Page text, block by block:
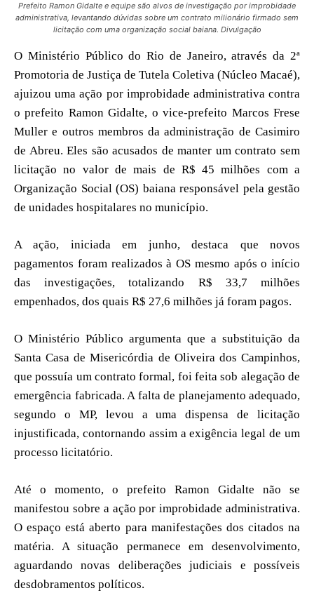
Prefeito Ramon Gidalte e equipe são alvos de investigação por improbidade
administrativa, levantando dúvidas sobre um contrato milionário firmado sem
licitação com uma organização social baiana. Divulgação
O Ministério Público do Rio de Janeiro, através da 2ª
Promotoria de Justiça de Tutela Coletiva (Núcleo Macaé),
ajuizou uma ação por improbidade administrativa contra
o prefeito Ramon Gidalte, o vice-prefeito Marcos Frese
Muller e outros membros da administração de Casimiro
de Abreu. Eles são acusados de manter um contrato sem
licitação no valor de mais de R$ 45 milhões com a
Organização Social (OS) baiana responsável pela gestão
de unidades hospitalares no município.
A ação, iniciada em junho, destaca que novos
pagamentos foram realizados à OS mesmo após o início
das investigações, totalizando R$ 33,7 milhões
empenhados, dos quais R$ 27,6 milhões já foram pagos.
O Ministério Público argumenta que a substituição da
Santa Casa de Misericórdia de Oliveira dos Campinhos,
que possuía um contrato formal, foi feita sob alegação de
emergência fabricada. A falta de planejamento adequado,
segundo o MP, levou a uma dispensa de licitação
injustificada, contornando assim a exigência legal de um
processo licitatório.
Até o momento, o prefeito Ramon Gidalte não se
manifestou sobre a ação por improbidade administrativa.
O espaço está aberto para manifestações dos citados na
matéria. A situação permanece em desenvolvimento,
aguardando novas deliberações judiciais e possíveis
desdobramentos políticos.